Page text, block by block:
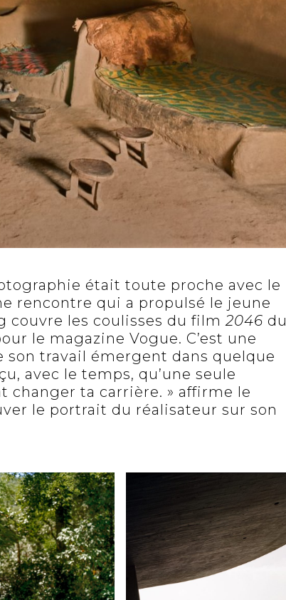
était toute proche avec le
rencontre qui a propulsé le jeune
couvre les coulisses du film2046 du
le magazine Vogue. C’est une
travail émergent dans quelque
avec le temps, qu’une seule
ta carrière. » affirme le
le portrait du réalisateur sur son